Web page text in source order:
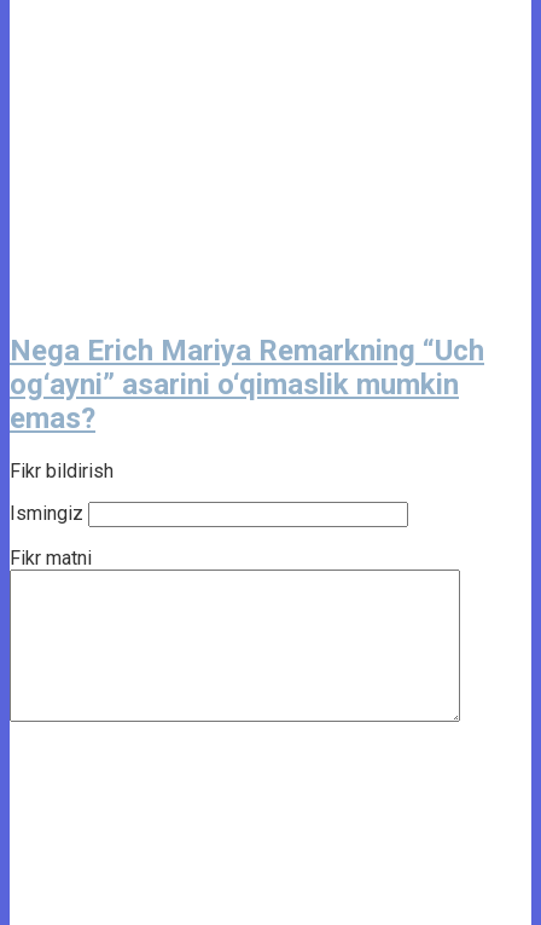
Nega Erich Mariya Remarkning “Uch
og‘ayni” asarini o‘qimaslik mumkin
emas?
Fikr bildirish
Ismingiz
Fikr matni